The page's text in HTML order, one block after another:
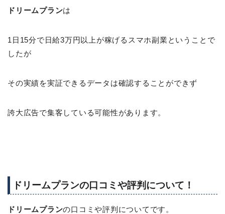
ドリームプランは
1日15分で日給3万円以上が稼げるスマホ副業ということで
したが
その実績を実証できるデータは確認することができず
誇大広告で集客している可能性があります。
ドリームプランの口コミや評判について！
ドリームプランの口コミや評判についてです。